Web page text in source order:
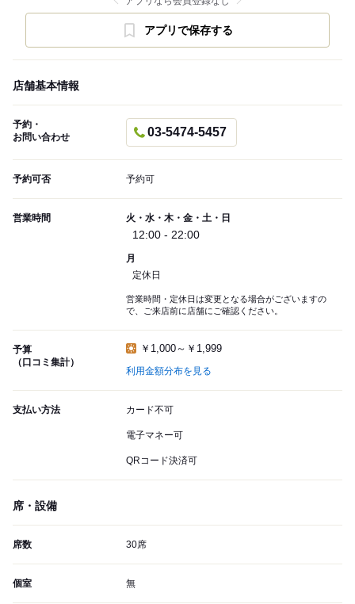
アプリで保存する
店舗基本情報
予約・
お問い合わせ
03-5474-5457
予約可否 予約可
営業時間 火・水・木・金・土・日
12:00 - 22:00
月
定休日
営業時間・定休日は変更となる場合がございますの
で、ご来店前に店舗にご確認ください。
予算
（口コミ集計）
￥1,000～￥1,999
利用金額分布を見る
支払い方法 カード不可
電子マネー可
QRコード決済可
席・設備
席数 30席
個室 無